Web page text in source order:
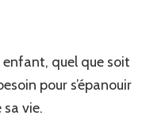
quel que soit
pour s’épanouir
vie.